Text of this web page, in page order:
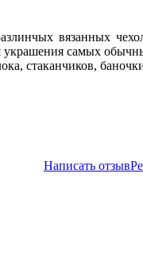
вязанных
украшения самых
стаканчиков,
Написать отзыв